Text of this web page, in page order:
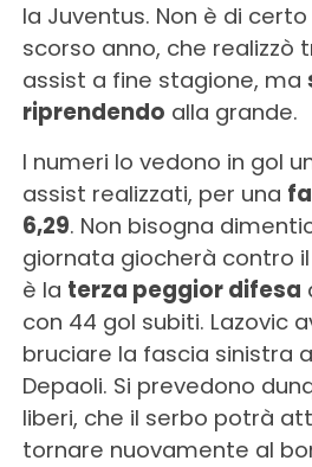
la Juventus. Non è di
scorso anno, che realizzò
assist a fine stagione, ma
riprendendo alla grande.
I numeri lo vedono in gol
assist realizzati, per una
6,29. Non bisogna
giornata giocherà contro il
è la terza peggior difesa
con 44 gol subiti. Lazovic
bruciare la fascia sinistra
Depaoli. Si prevedono
liberi, che il serbo potrà
tornare nuovamente al